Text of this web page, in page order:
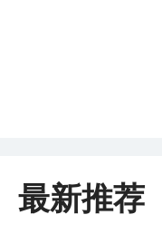
最新推荐